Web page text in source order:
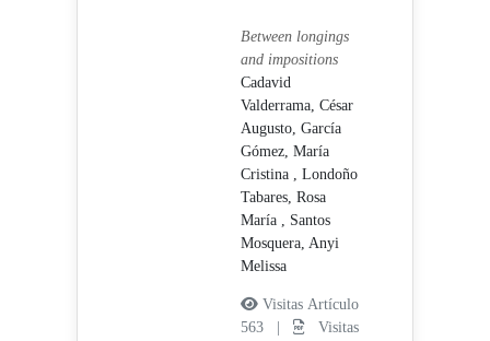
Between longings
and impositions
Cadavid
Valderrama, César
Augusto, García
Gómez, María
Cristina , Londoño
Tabares, Rosa
María , Santos
Mosquera, Anyi
Melissa
Visitas Artículo
563 |
Visitas